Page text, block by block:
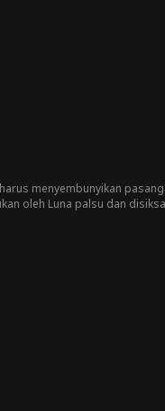
menyembunyikan
oleh Luna palsu dan